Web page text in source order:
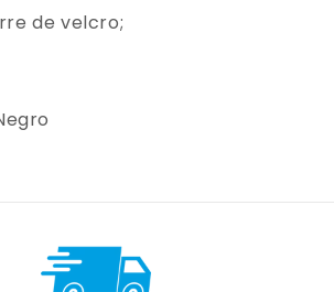
de velcro;